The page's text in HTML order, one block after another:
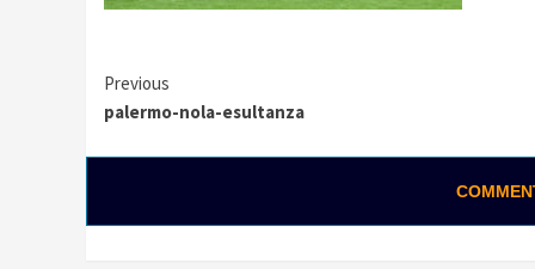
Continue
Reading
Previous
palermo-nola-esultanza